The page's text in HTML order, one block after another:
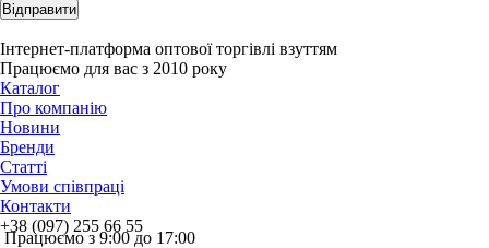
Відправити
Інтернет-платформа оптової торгівлі взуттям
Працюємо для вас з 2010 року
Каталог
Про компанію
Новини
Бренди
Статті
Умови співпраці
Контакти
+38 (097) 255 66 55
Працюємо з 9:00 до 17:00